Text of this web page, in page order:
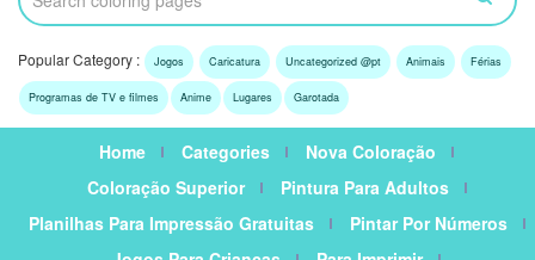
Popular Category : Jogos Caricatura Uncategorized @pt Animais Férias
Programas de TV e filmes Anime Lugares Garotada
Home Categories
Nova Coloração
Coloração Superior
Pintura Para Adultos
Planilhas Para Impressão Gratuitas
Pintar Por Números